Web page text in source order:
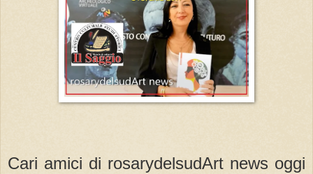
Cari amici di rosarydelsudArt news oggi